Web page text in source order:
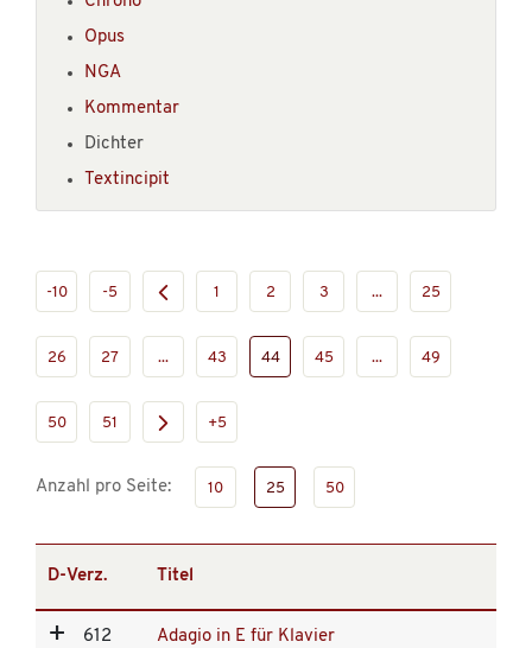
Opus
NGA
Kommentar
Dichter
Textincipit
-10 -5 1 2 3 ... 25
26 27 ... 43 44 45 ... 49
50 51 +5
Anzahl pro Seite: 10 25 50
D-Verz. Titel
612 Adagio in E für Klavier